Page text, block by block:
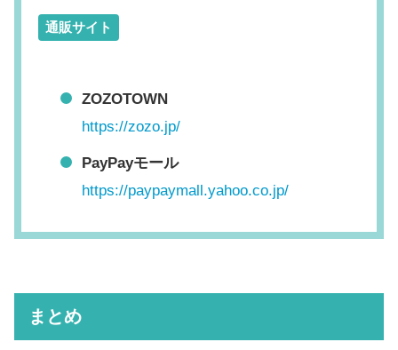
通販サイト
ZOZOTOWN
https://zozo.jp/
PayPayモール
https://paypaymall.yahoo.co.jp/
まとめ